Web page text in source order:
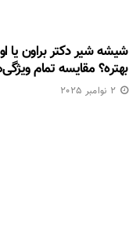
شیشه شیر دکتر براون یا
بهتره؟ مقایسه تمام
2 نوامبر 2025